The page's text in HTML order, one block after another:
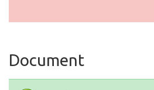
Document